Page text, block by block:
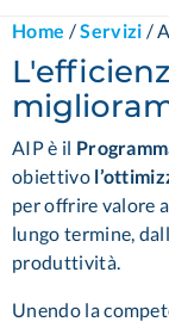
Home /Servizi /
AIP è il
obiettivo
per offrire valore
lungo termine,
produttività.
Unendo la